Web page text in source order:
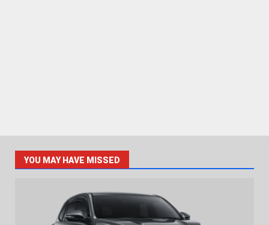
YOU MAY HAVE MISSED